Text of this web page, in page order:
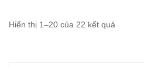
Hiển thị 1–20 của 22 kết quả